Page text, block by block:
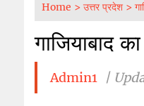
Home > उत्तर प्रदेश >
गाजियाबाद
Admin1 |